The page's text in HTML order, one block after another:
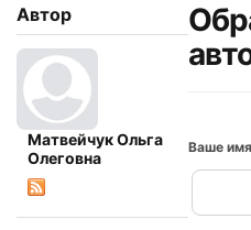
Автор
Матвейчук Ольга
Олеговна
Ваше